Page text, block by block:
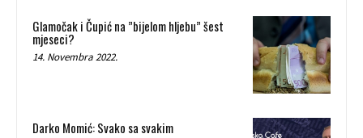
Glamočak i Čupić na ”bijelom hljebu” šest
mjeseci?
14. Novembra 2022.
Darko Momić: Svako sa svakim